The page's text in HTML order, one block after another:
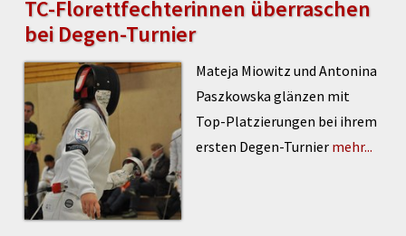
TC-Florettfechterinnen überraschen
bei Degen-Turnier
Mateja Miowitz und Antonina
Paszkowska glänzen mit
Top-Platzierungen bei ihrem
ersten Degen-Turnier mehr...